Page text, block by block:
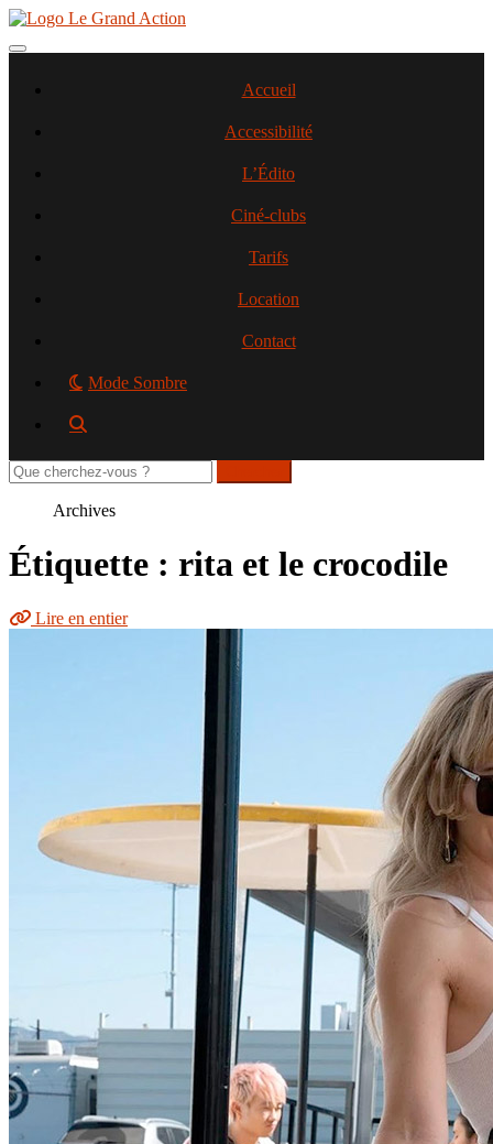
Aller
contenu
Toggle navigation
Accueil
Accessibilité
L’Édito
Ciné-clubs
Tarifs
Location
Contact
Mode Sombre
Rechercher
sur
Archives
Étiquette : rita et le crocodile
Lire en entier